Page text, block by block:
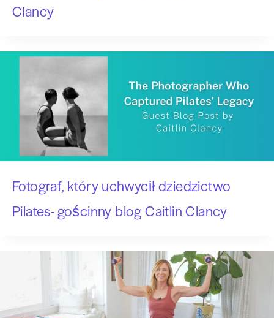
Clancy
Fotograf, który uchwycił dziedzictwo
Pilates- gościnny blog Caitlin Clancy